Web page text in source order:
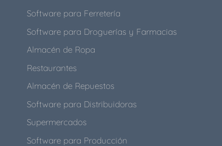
Software para Ferretería
Software para Droguerías y Farmacias
Almacén de Ropa
Restaurantes
Almacén de Repuestos
Software para Distribuidoras
Supermercados
Software para Producción